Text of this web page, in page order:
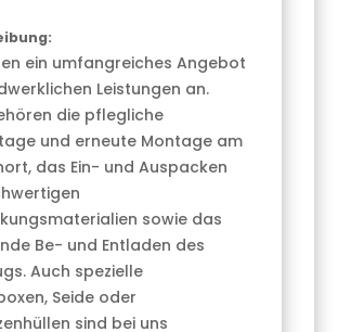
ein umfangreiches Angebot
Leistungen an.
die pflegliche
und erneute Montage am
das Ein- und Auspacken
sowie das
Be- und Entladen des
Auch spezielle
Seide oder
sind bei uns